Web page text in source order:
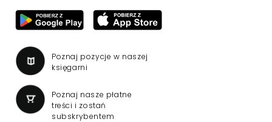
Poznaj pozycje w naszej
księgarni
Poznaj nasze płatne
treści i zostań
subskrybentem